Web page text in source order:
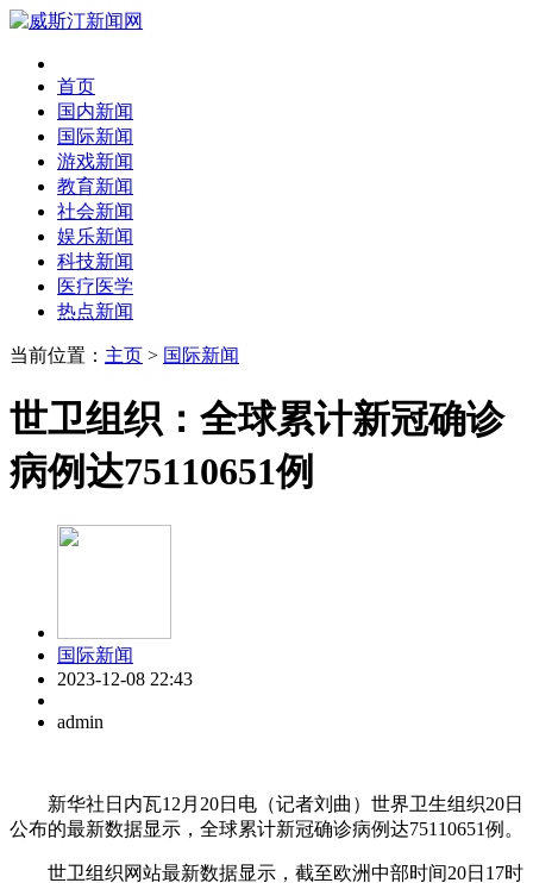
首页
国内新闻
国际新闻
游戏新闻
教育新闻
社会新闻
娱乐新闻
科技新闻
医疗医学
热点新闻
当前位置： 主页 > 国际新闻
世卫组织：全球累计新冠确诊
病例达75110651例
国际新闻
2023-12-08 22:43
admin
新华社日内瓦12月20日电（记者刘曲）世界卫生组织20日
公布的最新数据显示，全球累计新冠确诊病例达75110651例。
世卫组织网站最新数据显示，截至欧洲中部时间20日17时